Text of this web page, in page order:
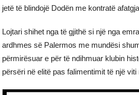
jetë të blindojë Dodën me kontratë
Lojtari shihet nga të gjithë si një nga
ardhmes së Palermos me mundësi
përmirësuar e për të ndihmuar klubin
përsëri në elitë pas falimentimit të një